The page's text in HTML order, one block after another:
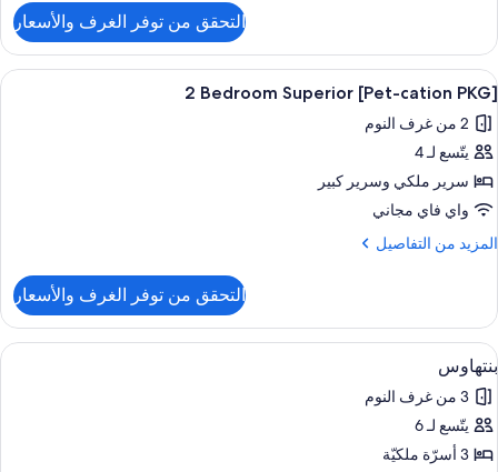
[Pet-
cation
PKG]
1
Bedroom
Superior
التحقق من توفر الغرف والأسعار
استعراض
جميع
صور
[Pet-
cation
PKG]
2
Bedroom
ألحفة محشوة بالريش وخزنة داخل
1 [Pet-cation PKG] 2 Bedroom Superior
2 من غرف النوم
يتّسع لـ 4
سرير ملكي‫‬ وسرير كبير
واي فاي مجاني
المزيد من التفاصيل
المزيد
[Pet-
cation
PKG]
Bedroom
Superior
التحقق من توفر الغرف والأسعار
استعراض
جميع
صور
بنتهاوس
ألحفة محشوة بالريش وخزنة داخل
1
بنتهاوس
3 من غرف النوم
يتّسع لـ 6
3 أسرّة ملكيّة